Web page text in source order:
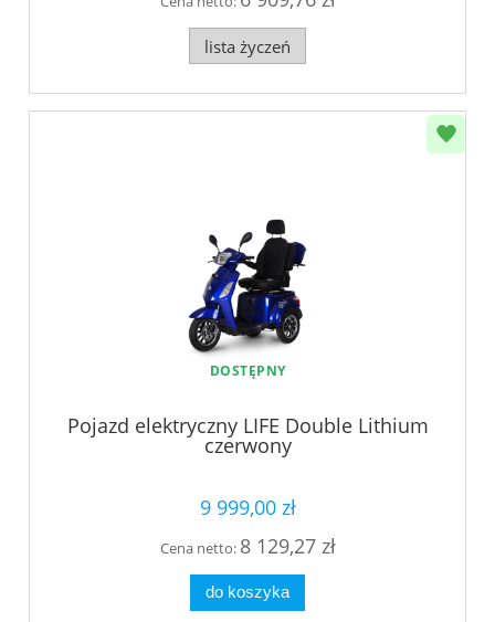
lista życzeń
DOSTĘPNY
Pojazd elektryczny LIFE Double Lithium
czerwony
9 999,00 zł
Cena netto: 8 129,27 zł
do koszyka